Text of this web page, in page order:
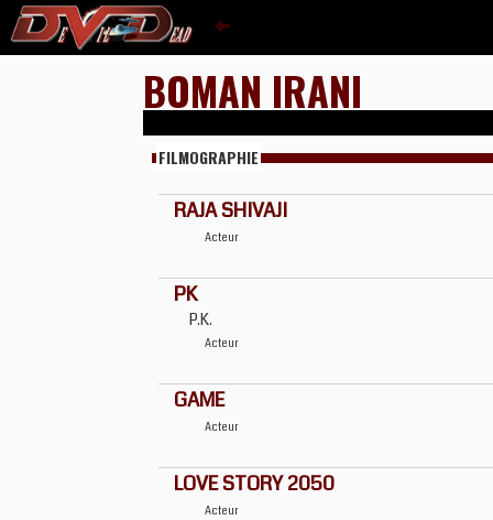
BOMAN IRANI
FILMOGRAPHIE
RAJA SHIVAJI
Acteur
PK
P.K.
Acteur
GAME
Acteur
LOVE STORY 2050
Acteur